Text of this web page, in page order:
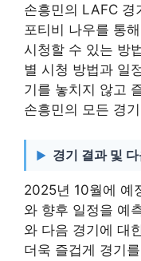
손흥민의 LAFC 경
포티비 나우를 통
시청할 수 있는 방
별 시청 방법과 일
기를 놓치지 않고
손흥민의 모든 경
경기 결과 및
2025년 10월에 예
와 향후 일정을 예
와 다음 경기에 대
더욱 즐겁게 경기